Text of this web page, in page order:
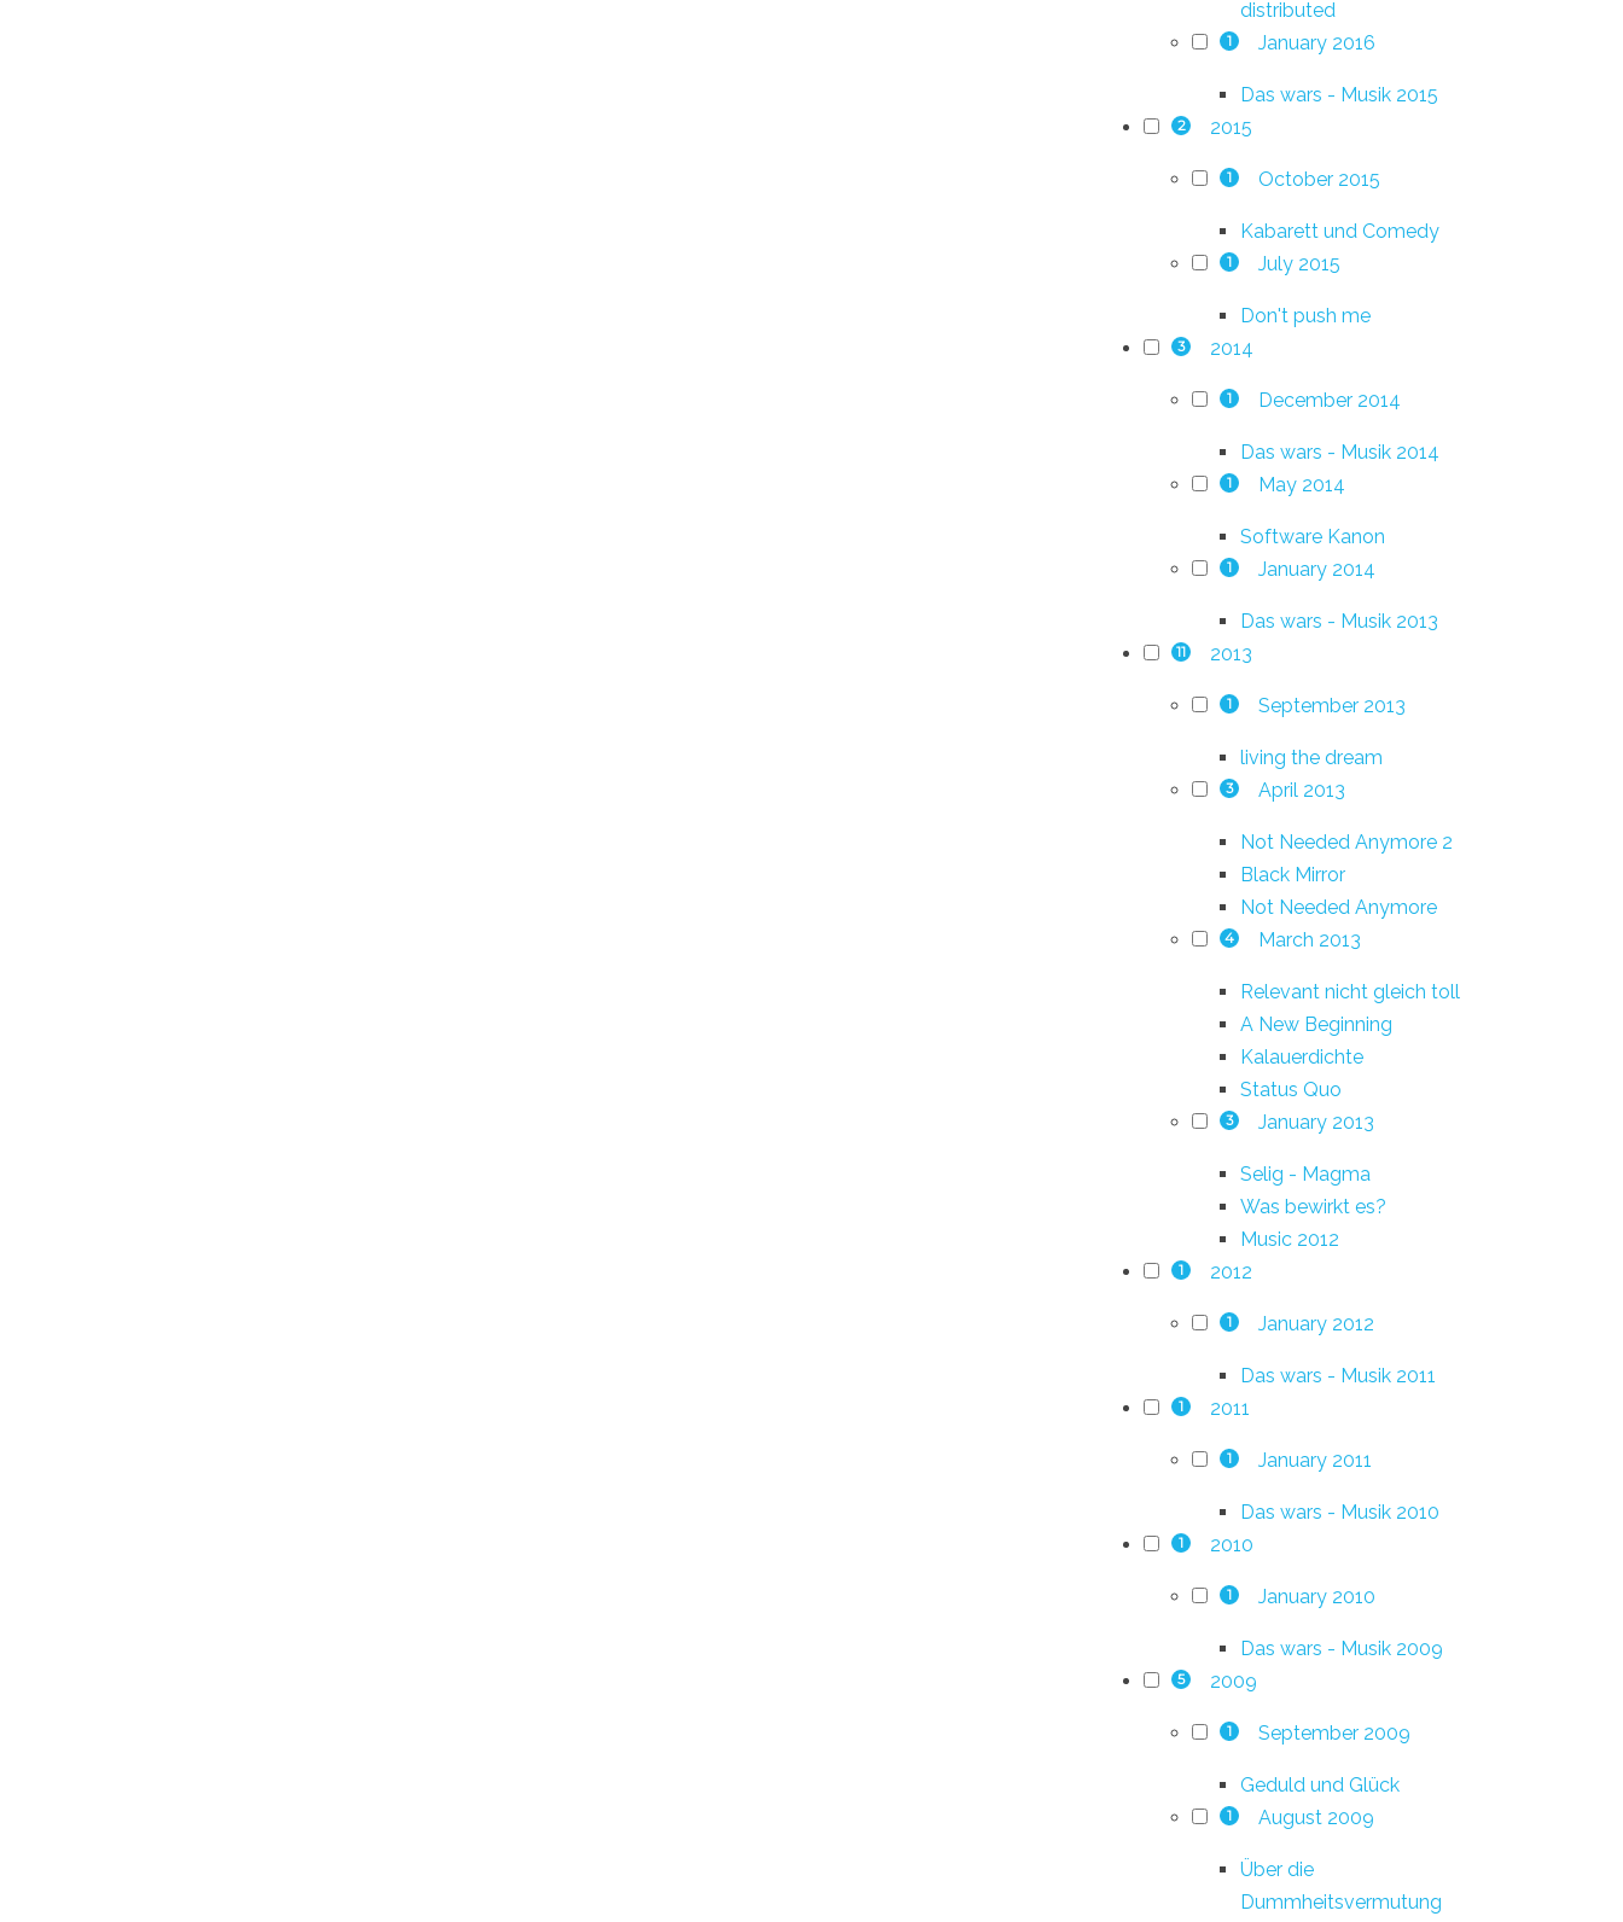
distributed
1 January 2016
Das wars - Musik 2015
2 2015
1 October 2015
Kabarett und Comedy
1 July 2015
Don't push me
3 2014
1 December 2014
Das wars - Musik 2014
1 May 2014
Software Kanon
1 January 2014
Das wars - Musik 2013
11 2013
1 September 2013
living the dream
3 April 2013
Not Needed Anymore 2
Black Mirror
Not Needed Anymore
4 March 2013
Relevant nicht gleich toll
A New Beginning
Kalauerdichte
Status Quo
3 January 2013
Selig - Magma
Was bewirkt es?
Music 2012
1 2012
1 January 2012
Das wars - Musik 2011
1 2011
1 January 2011
Das wars - Musik 2010
1 2010
1 January 2010
Das wars - Musik 2009
5 2009
1 September 2009
Geduld und Glück
1 August 2009
Über die
Dummheitsvermutung